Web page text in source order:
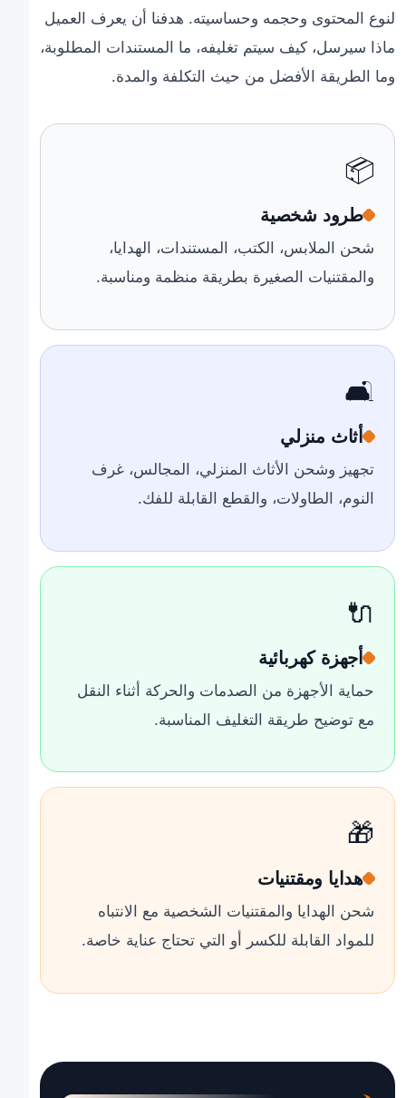
لنوع المحتوى وحجمه وحساسيته. هدفنا أن يعرف العميل
ماذا سيرسل، كيف سيتم تغليفه، ما المستندات المطلوبة،
وما الطريقة الأفضل من حيث التكلفة والمدة.
📦
طرود شخصية
شحن الملابس، الكتب، المستندات، الهدايا،
والمقتنيات الصغيرة بطريقة منظمة ومناسبة.
🛋️
أثاث منزلي
تجهيز وشحن الأثاث المنزلي، المجالس، غرف
النوم، الطاولات، والقطع القابلة للفك.
🔌
أجهزة كهربائية
حماية الأجهزة من الصدمات والحركة أثناء النقل
مع توضيح طريقة التغليف المناسبة.
🎁
هدايا ومقتنيات
شحن الهدايا والمقتنيات الشخصية مع الانتباه
للمواد القابلة للكسر أو التي تحتاج عناية خاصة.